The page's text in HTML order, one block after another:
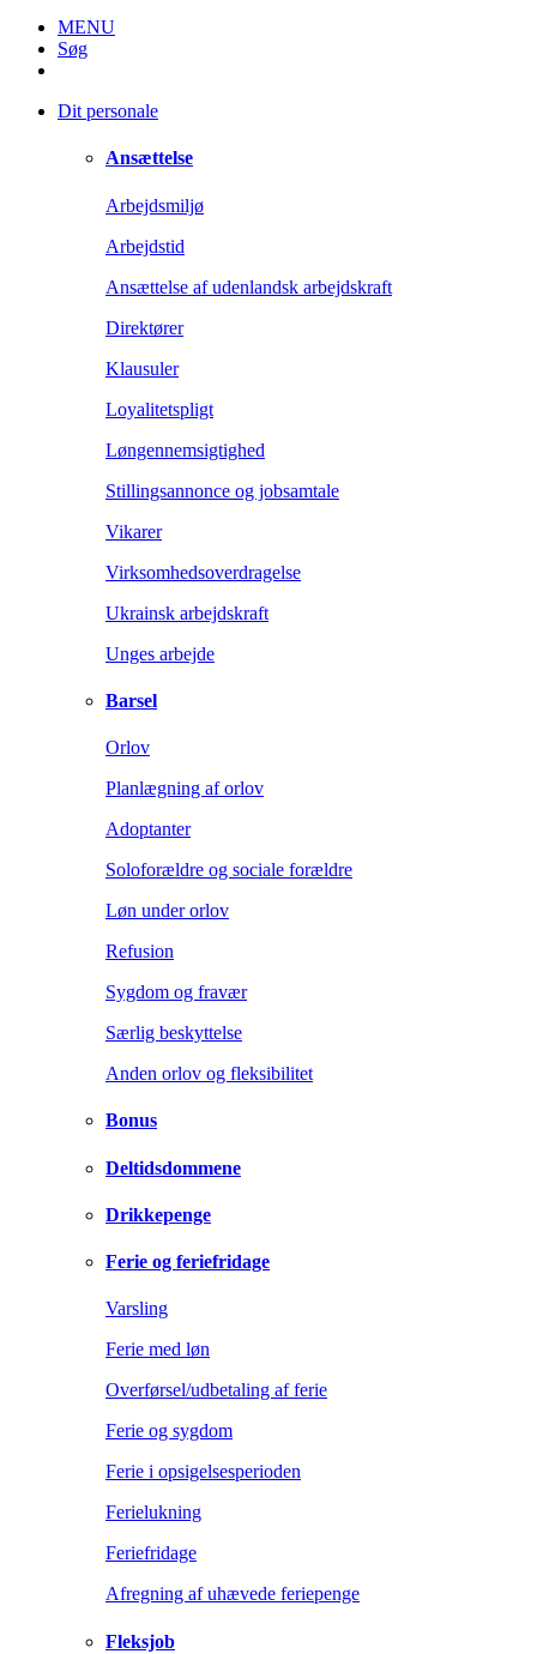
MENU
Søg
Dit personale
Ansættelse
Arbejdsmiljø
Arbejdstid
Ansættelse af udenlandsk arbejdskraft
Direktører
Klausuler
Loyalitetspligt
Løngennemsigtighed
Stillingsannonce og jobsamtale
Vikarer
Virksomhedsoverdragelse
Ukrainsk arbejdskraft
Unges arbejde
Barsel
Orlov
Planlægning af orlov
Adoptanter
Soloforældre og sociale forældre
Løn under orlov
Refusion
Sygdom og fravær
Særlig beskyttelse
Anden orlov og fleksibilitet
Bonus
Deltidsdommene
Drikkepenge
Ferie og feriefridage
Varsling
Ferie med løn
Overførsel/udbetaling af ferie
Ferie og sygdom
Ferie i opsigelsesperioden
Ferielukning
Feriefridage
Afregning af uhævede feriepenge
Fleksjob